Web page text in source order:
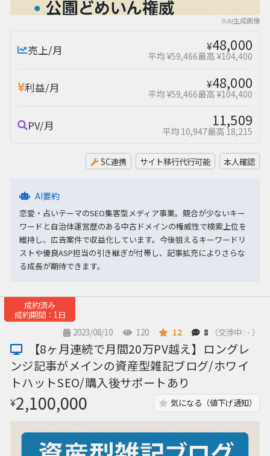
※AI生成画像
売上/月 ¥48,000
平均 ¥59,466最高 ¥104,400
利益/月 ¥48,000
平均 ¥59,466最高 ¥104,400
PV/月 11,509
平均 10,947最高 18,215
SC連携 サイト移行代行可能 本人確認
AI要約
恋愛・占いテーマのSEO集客型メディア事業。競合が少ないキー
ワードと自治体運営歴のある中古ドメインの権威性で検索上位を
維持し、広告案件で収益化しています。今後狙えるキーワードリ
ストや優良ASP担当の引き継ぎが付帯し、記事拡充によりさらな
る成長が期待できます。
成約済み
成約期間：1日
2023/08/10
120 12 8 （交渉中 : - ）
【8ヶ月連続で月間20万PV越え】ロングレ
ンジ記事がメインの資産型雑記ブログ/ホワイ
トハットSEO/購入後サポートあり
¥2,100,000 気になる（値下げ通知）